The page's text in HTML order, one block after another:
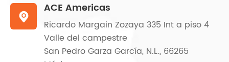

ACE Americas
Ricardo Margain Zozaya 335 Int a piso 4
Valle del campestre
San Pedro Garza García, N.L., 66265